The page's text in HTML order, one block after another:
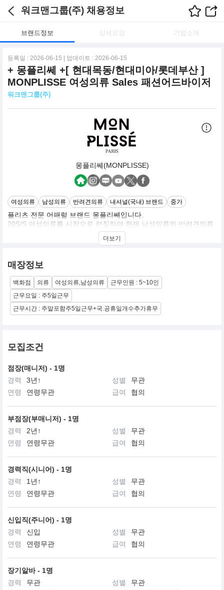
워크맨그룹(주) 채용정보
브랜드정보 상세요강 기업소개
등록일 : 2026-06-15 | 업데이트 : 2026-06-15
+ 몽플리쎄 +[ 현대목동/현대미아/롯데부산 ]
MONPLISSE 여성의류 Sales 패션어드바이저
워크맨그룹(주)
몽플리쎄(MONPLISSE)
여성의류 남성의류 반려견의류 내셔널(국내) 브랜드 중가
플리츠 전문 어패럴 브랜드 몽플리쎄입니다.
20S/S 여성의류를 시작으로 런칭하여 현재 남성의류와 반려견의류
까지 라인을 전개하고 있으며 자사몰을 비롯한 무신사스토어, 이십
구센치, W컨셉 등의 온라인몰에서 만나볼 수 있는 웨어러블 플리츠
더보기
매장정보
백화점 의류 여성의류,남성의류
근무인원 : 5~10인
근무요일 : 주5일근무
근무시간 : 주말포함주5일근무+국.공휴일개수추가휴무
모집조건
점장(매니저) - 1명
경력
3년↑ 성별
무관
연령
연령무관 급여 협의
부점장(부매니저) - 1명
경력
2년↑ 성별
무관
연령
연령무관 급여 협의
경력직(시니어) - 1명
경력
1년↑ 성별
무관
연령
연령무관 급여 협의
신입직(주니어) - 1명
경력
신입 성별
무관
연령
연령무관 급여 협의
장기알바 - 1명
경력
무관 성별
무관